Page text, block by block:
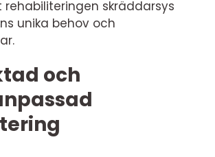
skräddarsys
unika behov och
och